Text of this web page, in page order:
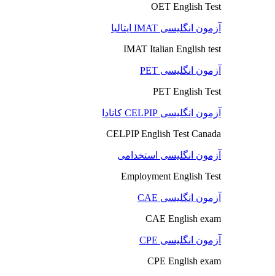
OET English Test
آزمون انگلیسی IMAT ایتالیا
IMAT Italian English test
آزمون انگلیسی PET
PET English Test
آزمون انگلیسی CELPIP کانادا
CELPIP English Test Canada
آزمون انگلیسی استخدامی
Employment English Test
آزمون انگلیسی CAE
CAE English exam
آزمون انگلیسی CPE
CPE English exam